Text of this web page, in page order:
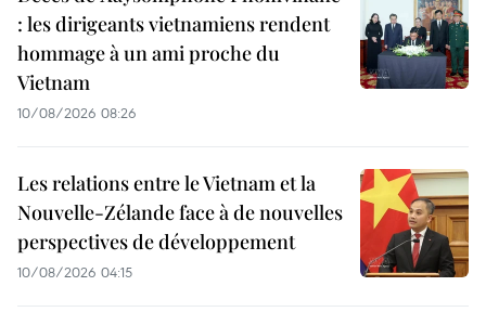
: les dirigeants vietnamiens rendent
hommage à un ami proche du
Vietnam
10/08/2026 08:26
Les relations entre le Vietnam et la
Nouvelle-Zélande face à de nouvelles
perspectives de développement
10/08/2026 04:15